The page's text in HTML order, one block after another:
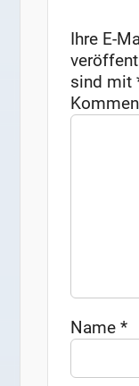
Ihre E-
sind mit
Name*